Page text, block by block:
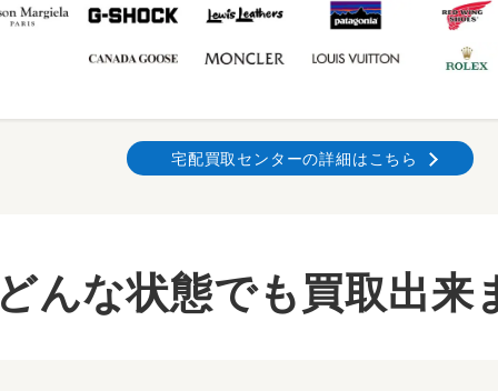
宅配買取センターの詳細はこちら
どんな状態でも買取出来